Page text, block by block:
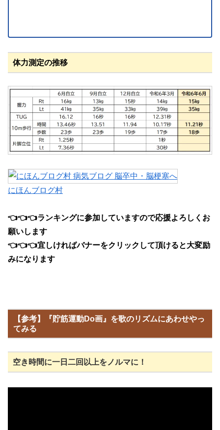
体力測定の推移
にほんブログ村
👈👈👈ランキングに参加していますので応援よろしくお
願いします
👈👈👈宜しければバナーをクリックして頂けると大変励
みになります
【参考】『貯筋運動Do画』を歌のリズムにあわせやっ
てみる
空き時間に一日二回以上をノルマに！